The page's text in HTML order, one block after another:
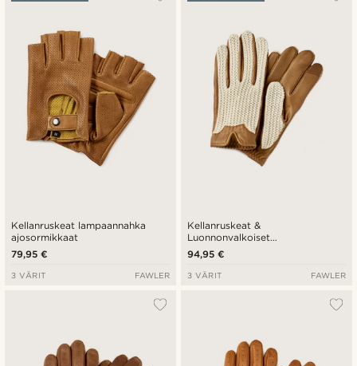
Kallein
Kellanruskeat lampaannahka
ajosormikkaat
79,95 €
3 VÄRIT FAWLER
Kellanruskeat &
Luonnonvalkoiset
kosketusnäyttö lampaannahka
ajokäsineet
94,95 €
3 VÄRIT FAWLER